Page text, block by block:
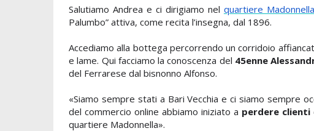
Salutiamo Andrea e ci dirigiamo nel quartiere Madonnella
Palumbo” attiva, come recita l’insegna, dal 1896.
Accediamo alla bottega percorrendo un corridoio
e lame. Qui facciamo la conoscenza del 45enne
del Ferrarese dal bisnonno Alfonso.
«Siamo sempre stati a Bari Vecchia e ci siamo sempre
del commercio online abbiamo iniziato a perdere clienti
quartiere Madonnella».